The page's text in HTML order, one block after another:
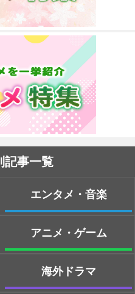
記事一覧
エンタメ・音楽
アニメ・ゲーム
海外ドラマ